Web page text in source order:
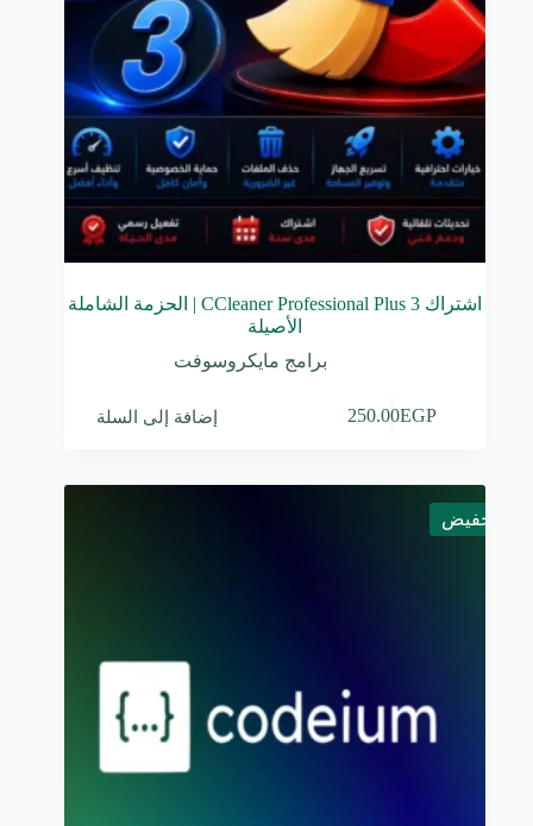
اشتراك CCleaner Professional Plus 3 | الحزمة الشاملة
الأصيلة
برامج مايكروسوفت
250.00EGP إضافة إلى السلة
تخفيض